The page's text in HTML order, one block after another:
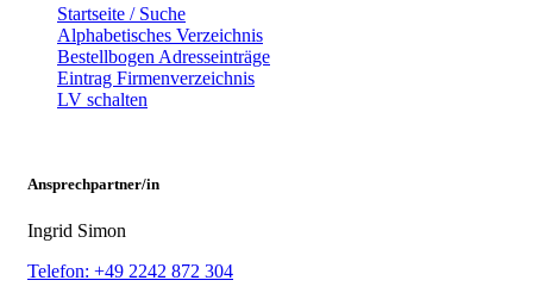
Startseite / Suche
Alphabetisches Verzeichnis
Bestellbogen Adresseinträge
Eintrag Firmenverzeichnis
LV schalten
Ansprechpartner/in
Ingrid Simon
Telefon: +49 2242 872 304